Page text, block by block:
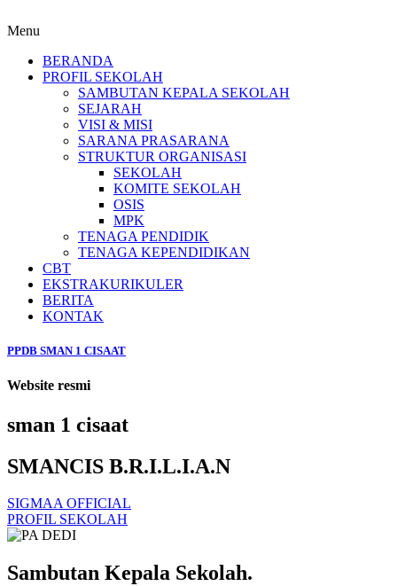
Menu
BERANDA
PROFIL SEKOLAH
SAMBUTAN KEPALA SEKOLAH
SEJARAH
VISI & MISI
SARANA PRASARANA
STRUKTUR ORGANISASI
SEKOLAH
KOMITE SEKOLAH
OSIS
MPK
TENAGA PENDIDIK
TENAGA KEPENDIDIKAN
CBT
EKSTRAKURIKULER
BERITA
KONTAK
PPDB SMAN 1 CISAAT
Website resmi
sman 1 cisaat
SMANCIS B.R.I.L.I.A.N
SIGMAA OFFICIAL
PROFIL SEKOLAH
Sambutan Kepala Sekolah.